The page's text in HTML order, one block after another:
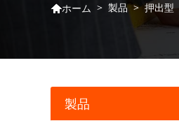
ホーム > 製品 > 押出型
製品